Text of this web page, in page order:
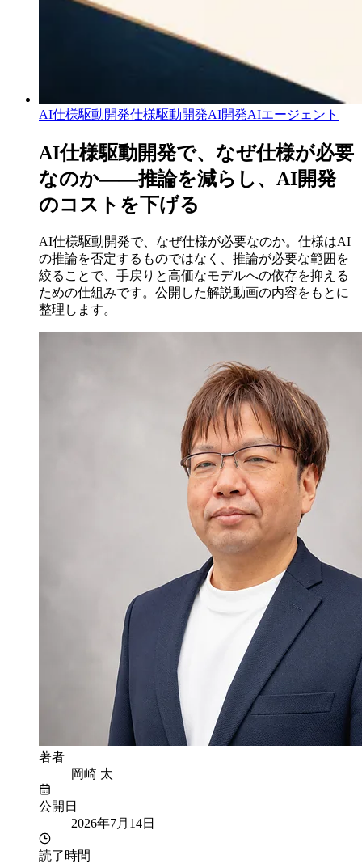
AI仕様駆動開発仕様駆動開発AI開発AIエージェント
AI仕様駆動開発で、なぜ仕様が必要
なのか――推論を減らし、AI開発
のコストを下げる
AI仕様駆動開発で、なぜ仕様が必要なのか。仕様はAI
の推論を否定するものではなく、推論が必要な範囲を
絞ることで、手戻りと高価なモデルへの依存を抑える
ための仕組みです。公開した解説動画の内容をもとに
整理します。
著者
岡崎 太
公開日
2026年7月14日
読了時間